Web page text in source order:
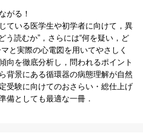
がる！
ている医学生や初学者に向けて，異
う読むか”，さらには“何を疑い，ど
と実際の心電図を用いてやさしく
向を徹底分析し，問われるポイント
背景にある循環器の病態理解が自然
受験に向けてのおさらい・総仕上げ
備としても最適な一冊．